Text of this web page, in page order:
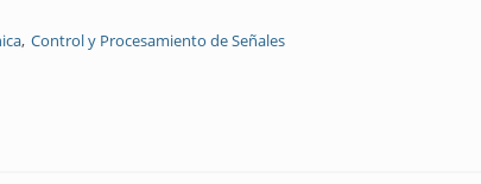
Control y Procesamiento de Señales